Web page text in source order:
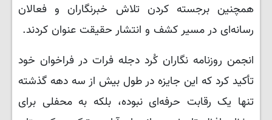
همچنین برجسته کردن تلاش خبرنگاران و فعالان
رسانه‌ای در مسیر کشف و انتشار حقیقت عنوان کردند.
انجمن روزنامه نگاران کُرد دجله فرات در فراخوان خود
تأکید کرد که این جایزه در طول بیش از سه دهه گذشته
تنها یک رقابت حرفه‌ای نبوده، بلکه به محفلی برای